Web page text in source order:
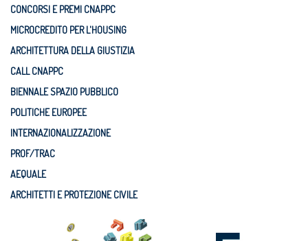
CONCORSI E PREMI CNAPPC
MICROCREDITO PER L'HOUSING
ARCHITETTURA DELLA GIUSTIZIA
CALL CNAPPC
BIENNALE SPAZIO PUBBLICO
POLITICHE EUROPEE
INTERNAZIONALIZZAZIONE
PROF/TRAC
AEQUALE
ARCHITETTI E PROTEZIONE CIVILE